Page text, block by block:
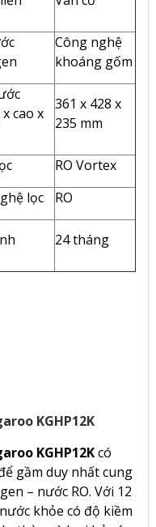
Công nghệ
khoáng gốm
cao x
361 x 428 x
235 mm
RO Vortex
lọc
RO
24 tháng
KGHP12K
KGHP12Kcó
gầm duy nhất cung
– nước RO. Với 12
khỏe có độ kiềm